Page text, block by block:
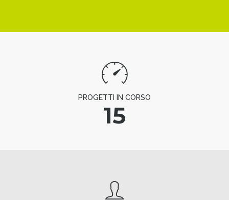
PROGETTI IN CORSO
15